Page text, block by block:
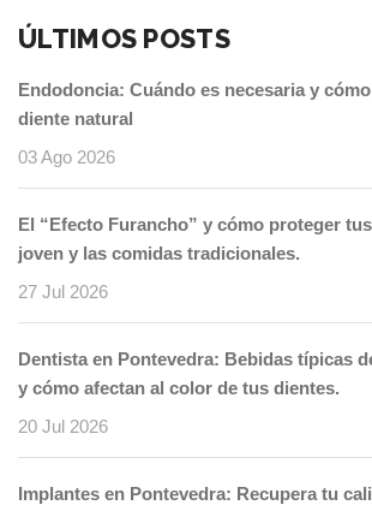
ÚLTIMOS POSTS
Endodoncia: Cuándo es necesaria y
diente natural
03 Ago 2026
El “Efecto Furancho” y cómo proteger
joven y las comidas tradicionales.
27 Jul 2026
Dentista en Pontevedra: Bebidas típicas
y cómo afectan al color de tus dientes.
20 Jul 2026
Implantes en Pontevedra: Recupera tu